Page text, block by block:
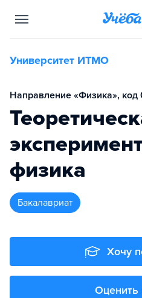
Университет ИТМО
Направление «Физика», код
физика
бакалавриат
Хочу